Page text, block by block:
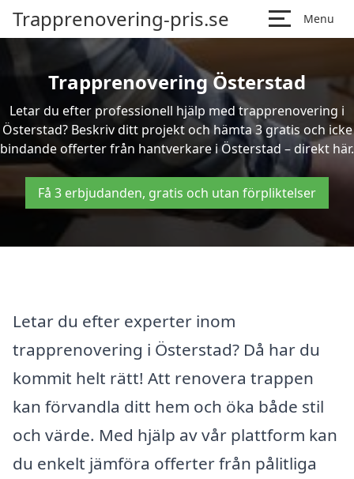
Trapprenovering-pris.se Menu
Trapprenovering Österstad
Letar du efter professionell hjälp med trapprenovering i
Österstad? Beskriv ditt projekt och hämta 3 gratis och icke
bindande offerter från hantverkare i Österstad – direkt här.
Få 3 erbjudanden, gratis och utan förpliktelser
Letar du efter experter inom
trapprenovering i Österstad? Då har du
kommit helt rätt! Att renovera trappen
kan förvandla ditt hem och öka både stil
och värde. Med hjälp av vår plattform kan
du enkelt jämföra offerter från pålitliga